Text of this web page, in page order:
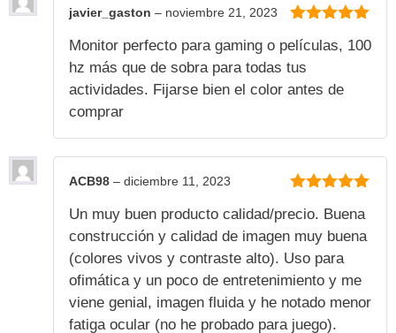
javier_gaston – noviembre 21, 2023
Monitor perfecto para gaming o películas, 100
hz más que de sobra para todas tus
actividades. Fijarse bien el color antes de
comprar
ACB98 – diciembre 11, 2023
Un muy buen producto calidad/precio. Buena
construcción y calidad de imagen muy buena
(colores vivos y contraste alto). Uso para
ofimática y un poco de entretenimiento y me
viene genial, imagen fluida y he notado menor
fatiga ocular (no he probado para juego).